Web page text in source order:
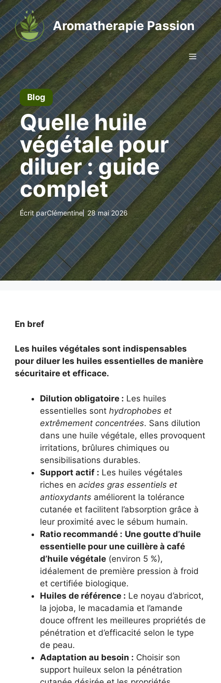
Aller
au
contenu
Aromatherapie Passion
Menu
Blog
Quelle huile
végétale pour
diluer : guide
complet
Écrit parClémentine 28 mai 2026
En bref
Les huiles végétales sont indispensables
pour diluer les huiles essentielles de manière
sécuritaire et efficace.
Dilution obligatoire : Les huiles
essentielles sont hydrophobes et
extrêmement concentrées. Sans dilution
dans une huile végétale, elles provoquent
irritations, brûlures chimiques ou
sensibilisations durables.
Support actif : Les huiles végétales
riches en acides gras essentiels et
antioxydants améliorent la tolérance
cutanée et facilitent l’absorption grâce à
leur proximité avec le sébum humain.
Ratio recommandé : Une goutte d’huile
essentielle pour une cuillère à café
d’huile végétale (environ 5 %),
idéalement de première pression à froid
et certifiée biologique.
Huiles de référence : Le noyau d’abricot,
la jojoba, le macadamia et l’amande
douce offrent les meilleures propriétés de
pénétration et d’efficacité selon le type
de peau.
Adaptation au besoin : Choisir son
support huileux selon la pénétration